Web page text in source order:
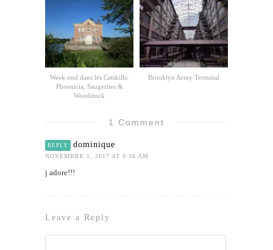
Week-end dans les Catskills:
Phoenicia, Saugerties &
Woodstock
Brooklyn Army Terminal
1 Comment
REPLY dominique
NOVEMBRE 1, 2017 AT 9:36 AM
j adore!!!
Leave a Reply